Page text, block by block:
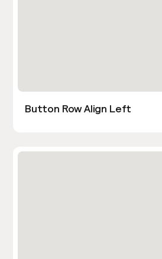
Button Row Align Left